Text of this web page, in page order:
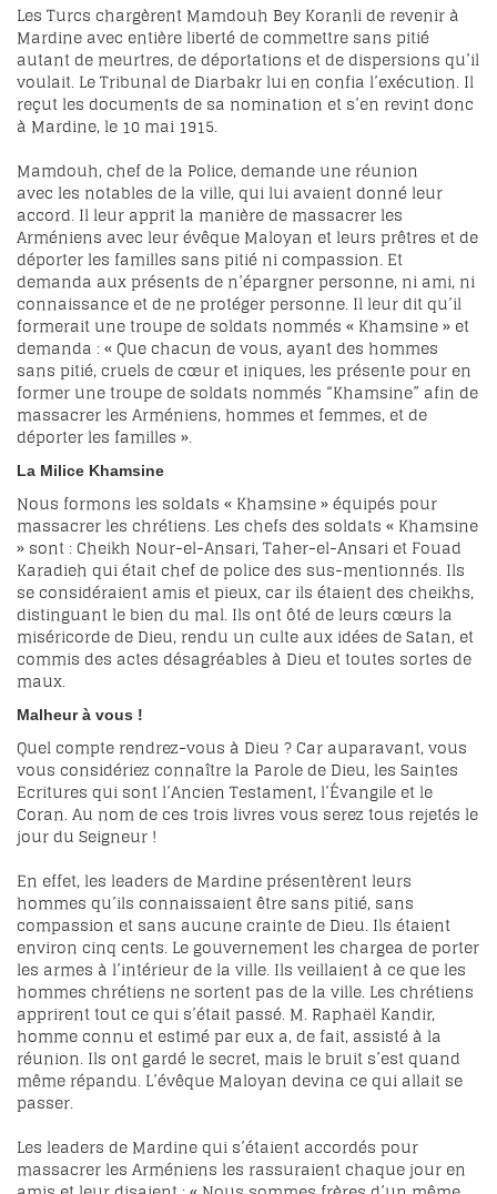
Les Turcs chargèrent Mamdouh Bey Koranli de revenir à
Mardine avec entière liberté de commettre sans pitié
autant de meurtres, de déportations et de dispersions qu’il
voulait. Le Tribunal de Diarbakr lui en confia l’exécution. Il
reçut les documents de sa nomination et s’en revint donc
à Mardine, le 10 mai 1915.
Mamdouh, chef de la Police, demande une réunion
avec les notables de la ville, qui lui avaient donné leur
accord. Il leur apprit la manière de massacrer les
Arméniens avec leur évêque Maloyan et leurs prêtres et de
déporter les familles sans pitié ni compassion. Et
demanda aux présents de n’épargner personne, ni ami, ni
connaissance et de ne protéger personne. Il leur dit qu’il
formerait une troupe de soldats nommés « Khamsine » et
demanda : « Que chacun de vous, ayant des hommes
sans pitié, cruels de cœur et iniques, les présente pour en
former une troupe de soldats nommés “Khamsine” afin de
massacrer les Arméniens, hommes et femmes, et de
déporter les familles ».
La Milice Khamsine
Nous formons les soldats « Khamsine » équipés pour
massacrer les chrétiens. Les chefs des soldats « Khamsine
» sont : Cheikh Nour-el-Ansari, Taher-el-Ansari et Fouad
Karadieh qui était chef de police des sus-mentionnés. Ils
se considéraient amis et pieux, car ils étaient des cheikhs,
distinguant le bien du mal. Ils ont ôté de leurs cœurs la
miséricorde de Dieu, rendu un culte aux idées de Satan, et
commis des actes désagréables à Dieu et toutes sortes de
maux.
Malheur à vous !
Quel compte rendrez-vous à Dieu ? Car auparavant, vous
vous considériez connaître la Parole de Dieu, les Saintes
Ecritures qui sont l’Ancien Testament, l’Évangile et le
Coran. Au nom de ces trois livres vous serez tous rejetés le
jour du Seigneur !
En effet, les leaders de Mardine présentèrent leurs
hommes qu’ils connaissaient être sans pitié, sans
compassion et sans aucune crainte de Dieu. Ils étaient
environ cinq cents. Le gouvernement les chargea de porter
les armes à l’intérieur de la ville. Ils veillaient à ce que les
hommes chrétiens ne sortent pas de la ville. Les chrétiens
apprirent tout ce qui s’était passé. M. Raphaël Kandir,
homme connu et estimé par eux a, de fait, assisté à la
réunion. Ils ont gardé le secret, mais le bruit s’est quand
même répandu. L’évêque Maloyan devina ce qui allait se
passer.
Les leaders de Mardine qui s’étaient accordés pour
massacrer les Arméniens les rassuraient chaque jour en